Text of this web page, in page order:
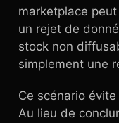
marketplace
un rejet de
stock non
simplement une
Ce scénario
Au lieu de